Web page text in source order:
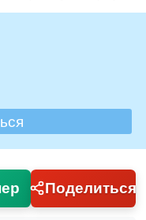
Поделиться